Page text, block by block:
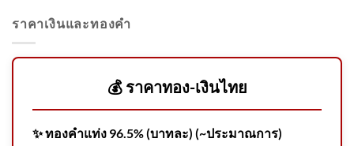
ราคาเงินและทองคำ
💰 ราคาทอง-เงินไทย
✨ ทองคำแท่ง 96.5% (บาทละ) (~ประมาณการ)